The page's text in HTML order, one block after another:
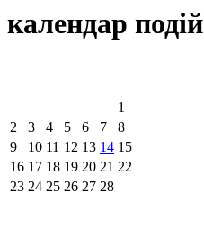
календар подiй
1
2
3 4 5 6 7
8
9
10 11 12 13 14 15
16 17 18 19 20 21 22
23 24 25 26 27 28